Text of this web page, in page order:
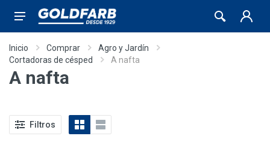
Inicio Comprar
Agro y Jardín
Cortadoras de césped
A nafta
A nafta
Filtros